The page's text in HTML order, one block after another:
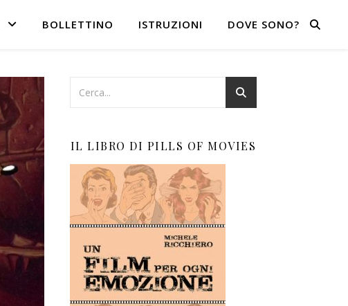
BOLLETTINO ISTRUZIONI DOVE SONO?
IL LIBRO DI PILLS OF MOVIES